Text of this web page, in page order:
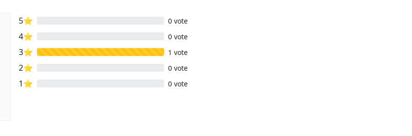
5⭐ 0 vote
4⭐ 0 vote
3⭐ 1 vote
2⭐ 0 vote
1⭐ 0 vote